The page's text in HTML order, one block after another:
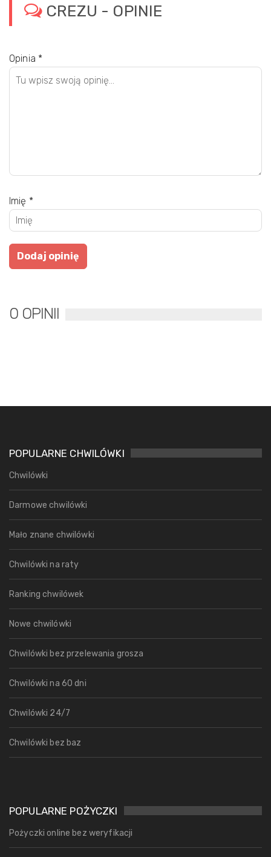
CREZU - OPINIE
Opinia *
Imię *
0 OPINII
POPULARNE CHWILÓWKI
Chwilówki
Darmowe chwilówki
Mało znane chwilówki
Chwilówki na raty
Ranking chwilówek
Nowe chwilówki
Chwilówki bez przelewania grosza
Chwilówki na 60 dni
Chwilówki 24/7
Chwilówki bez baz
POPULARNE POŻYCZKI
Pożyczki online bez weryfikacji